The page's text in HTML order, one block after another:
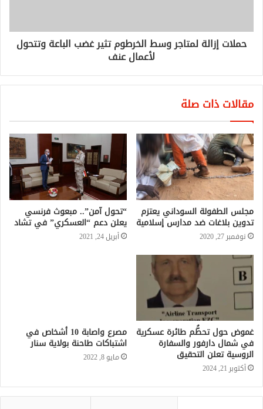
حملات إزالة لمتاجر وسط الخرطوم تثير غضب الباعة وتتحول
لأعمال عنف
مقالات ذات صلة
مجلس الطفولة السوداني يعتزم
تدوين بلاغات ضد مدارس إسلامية
نوفمبر 27, 2020
“تحول آمن”.. مبعوث فرنسي
يعلن دعم “العسكري” في تشاد
أبريل 24, 2021
غموض حول تحطُّم طائرة عسكرية
في شمال دارفور والسفارة
الروسية تعلن التحقيق
أكتوبر 21, 2024